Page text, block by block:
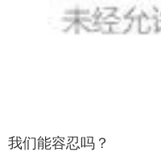
我们能容忍吗？